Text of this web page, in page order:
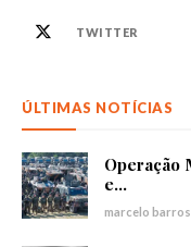
TWITTER
ÚLTIMAS NOTÍCIAS
Operação
e...
marcelo barros